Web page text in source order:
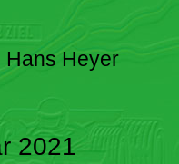
Hans Heyer
2021